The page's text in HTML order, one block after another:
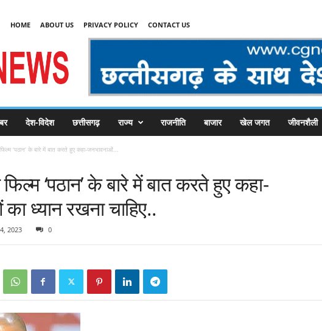
HOME ABOUT US PRIVACY POLICY CONTACT US
देश-विदेश छत्तीसगढ़ राज्य राजनीति बाजार खेल जगत जीवनशैली
‘पठान’ के बारे में बात करते हुए कहा-जनभावनाओं...
‘पठान’ के बारे में बात करते हुए कहा-
ध्यान रखना चाहिए..
2023 0